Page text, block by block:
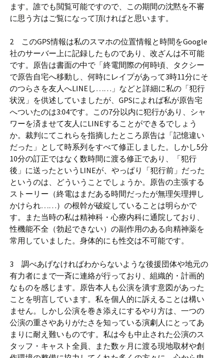
ます。誰でも閲覧可能ですので、この期間の沈黙を不審
に思う方はご覧になって頂ければと思います。
2 このGPS情報は私のスマホの位置情報と時間をGoogle
社のサーバー上に記録したものであり、改ざんは不可能
です。原告は書面の中で「終電間際の何時頃、タクシー
で原告自宅へ移動し、何時にレイプがあって3時11分にそ
のつらさを友人へLINEし……」などと詳細に私の「犯行
状況」を供述していましたが、GPSによれば私が原告宅
へついたのは3:04です。この7分以内に犯行があり、シャ
ワーを済ませて友人にLINEすることができるでしょう
か。裁判にてこれらを指摘したところ原告は「記憶違い
だった」として時系列をすべて修正しました。しかし5分
10分の訂正ではなく数時間に渡る修正であり、「犯行
後」に送ったというLINEが、やっぱり「犯行前」だった
というのは、どういうことでしょうか。原告の主張する
ストーリー（終電はまだある時間だったが無理矢理押し
かけられ……）の根幹が破綻していることは明らかで
す。また当時の私は精神科・心療内科に通院しており、
性機能不全（勃起できない）の副作用のある向精神薬を
常用していました。身体的にも性交は不可能です。
3 調べあげなければわからないような後援団体や地元の
有力者にまで一斉に連絡が行っており、組織的・計画的
なものを感じます。原告本人も公演を潰す意図があった
ことを明言しています。私を個人的に訴えることは構い
ません。しかし公演を巻き添えにするやり方は、一つの
公演の重さやありがたさを知っている演劇人にとってあ
まりに耐え難いものです。私は今も中止された公演のス
タッフ・キャスト全員、また数ヶ月に渡る現地取材や創